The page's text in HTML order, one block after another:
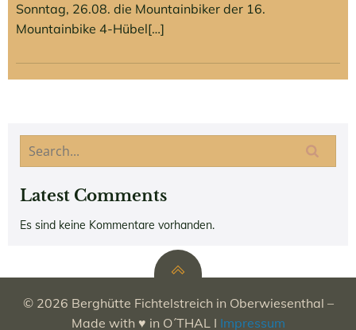
Sonntag, 26.08. die Mountainbiker der 16.
Mountainbike 4-Hübel[…]
Latest Comments
Es sind keine Kommentare vorhanden.
© 2026 Berghütte Fichtelstreich in Oberwiesenthal –
Made with ♥ in O´THAL I Impressum